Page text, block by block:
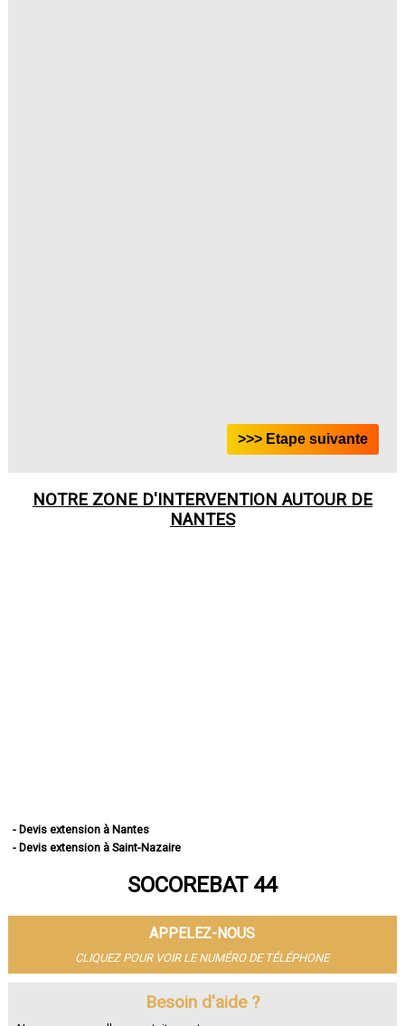
NOTRE ZONE D'INTERVENTION AUTOUR DE
NANTES
- Devis extension à Nantes
- Devis extension à Saint-Nazaire
- Devis extension à Rezé
- Devis extension à Orvault
- Devis extension à Couëron
- Devis extension à Carquefou
- Devis extension à La Chapelle-sur-Erdre
- Devis extension à Bouguenais
SOCOREBAT 44
APPELEZ-NOUS
CLIQUEZ POUR VOIR LE NUMÉRO DE TÉLÉPHONE
Besoin d'aide ?